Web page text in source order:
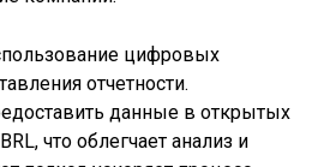
цифровых
отчетности.
данные в открытых
что облегчает анализ и